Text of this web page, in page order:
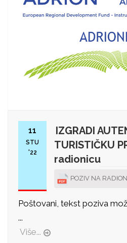
11
STU
'22
IZGRADI
TURISTIČKU
radionicu
POZIV NA
Poštovani, tekst poziva
...
Više...